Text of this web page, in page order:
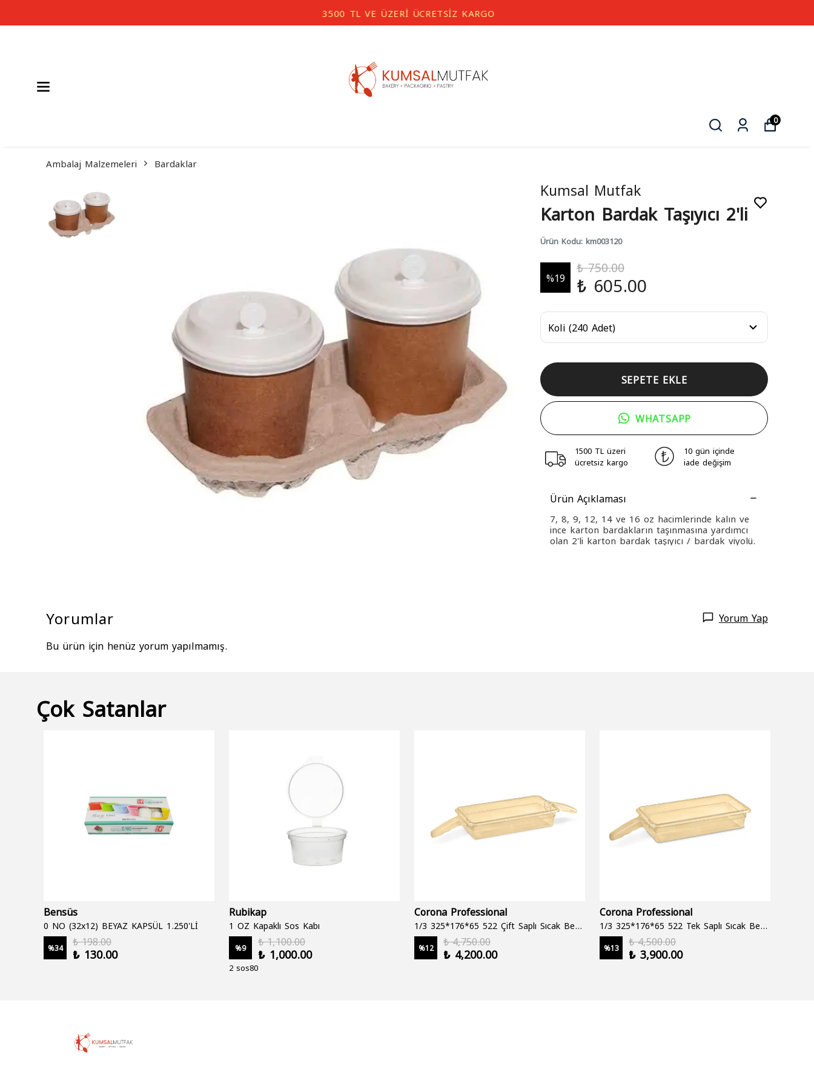
3500 TL VE ÜZERİ ÜCRETSİZ KARGO
0
Ambalaj Malzemeleri Bardaklar
Kumsal Mutfak
Karton Bardak Taşıyıcı 2'li
Ürün Kodu: km003120
%19
₺ 750.00
₺ 605.00
SEPETE EKLE
WHATSAPP
1500 TL üzeri
ücretsiz kargo
10 gün içinde
iade değişim
Ürün Açıklaması
7, 8, 9, 12, 14 ve 16 oz hacimlerinde kalın ve
ince karton bardakların taşınmasına yardımcı
olan 2'li karton bardak taşıyıcı / bardak viyolü.
Yorumlar Yorum Yap
Bu ürün için henüz yorum yapılmamış.
Çok Satanlar
Bensüs
0 NO (32x12) BEYAZ KAPSÜL 1.250'Lİ
%34
₺ 198.00
₺ 130.00
Rubikap
1 OZ Kapaklı Sos Kabı
%9
₺ 1,100.00
₺ 1,000.00
2 sos80
Corona Professional
1/3 325*176*65 522 Çift Saplı Sıcak Bekletme Tepsisi
%12
₺ 4,750.00
₺ 4,200.00
Corona Professional
1/3 325*176*65 522 Tek Saplı Sıcak Bekletme Tepsisi
%13
₺ 4,500.00
₺ 3,900.00